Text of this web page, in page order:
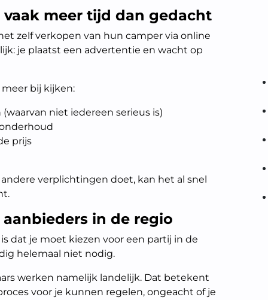
meer tijd dan gedacht
zelf verkopen van hun camper via online
je plaatst een advertentie en wacht op
bij kijken:
niet iedereen serieus is)
prijs
verplichtingen doet, kan het al snel
in de regio
dat je moet kiezen voor een partij in de
helemaal niet nodig.
werken namelijk landelijk. Dat betekent
voor je kunnen regelen, ongeacht of je